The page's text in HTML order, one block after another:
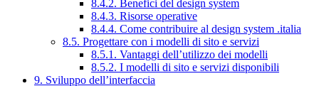
8.4.2. Benefici del design system
8.4.3. Risorse operative
8.4.4. Come contribuire al design system .italia
8.5. Progettare con i modelli di sito e servizi
8.5.1. Vantaggi dell’utilizzo dei modelli
8.5.2. I modelli di sito e servizi disponibili
9. Sviluppo dell’interfaccia